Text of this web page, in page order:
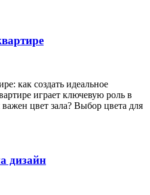
как создать идеальное
играет ключевую роль в
цвет зала? Выбор цвета для
дизайн